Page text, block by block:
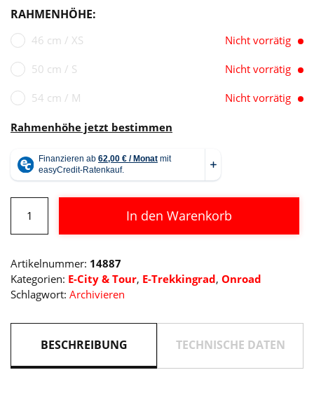
RAHMENHÖHE:
46 cm / XS Nicht vorrätig
50 cm / S Nicht vorrätig
54 cm / M Nicht vorrätig
Rahmenhöhe jetzt bestimmen
Touring
Hybrid
625
Menge
In den Warenkorb
Artikelnummer: 14887
Kategorien: E-City & Tour, E-Trekkingrad, Onroad
Schlagwort: Archivieren
BESCHREIBUNG TECHNISCHE DATEN